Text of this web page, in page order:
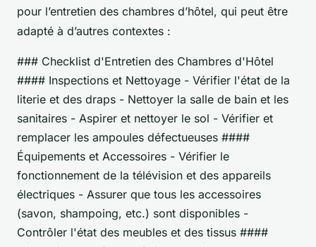
pour l’entretien des chambres d’hôtel, qui peut être
adapté à d’autres contextes :
### Checklist d'Entretien des Chambres d'Hôtel
#### Inspections et Nettoyage - Vérifier l'état de la
literie et des draps - Nettoyer la salle de bain et les
sanitaires - Aspirer et nettoyer le sol - Vérifier et
remplacer les ampoules défectueuses ####
Équipements et Accessoires - Vérifier le
fonctionnement de la télévision et des appareils
électriques - Assurer que tous les accessoires
(savon, shampoing, etc.) sont disponibles -
Contrôler l'état des meubles et des tissus ####